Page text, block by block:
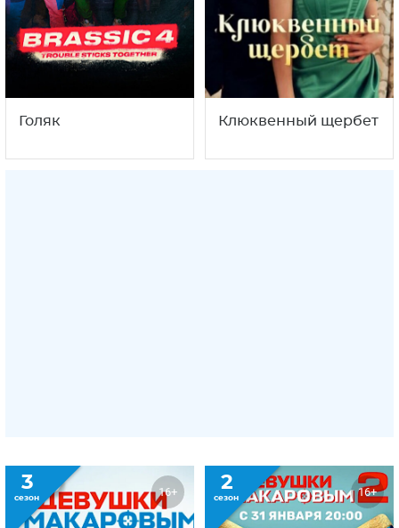
Голяк Клюквенный щербет
3
сезон 16+ 2
сезон 16+